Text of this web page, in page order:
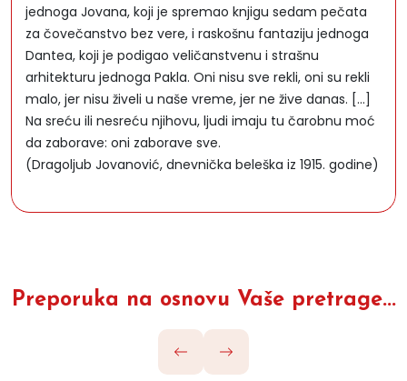
jednoga Jovana, koji je spremao knjigu sedam pečata
za čovečanstvo bez vere, i raskošnu fantaziju jednoga
Dantea, koji je podigao veličanstvenu i strašnu
arhitekturu jednoga Pakla. Oni nisu sve rekli, oni su rekli
malo, jer nisu živeli u naše vreme, jer ne žive danas. [...]
Na sreću ili nesreću njihovu, ljudi imaju tu čarobnu moć
da zaborave: oni zaborave sve.
(Dragoljub Jovanović, dnevnička beleška iz 1915. godine)
Preporuka na osnovu Vaše pretrage...